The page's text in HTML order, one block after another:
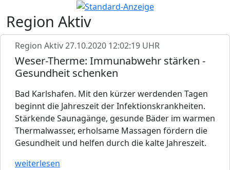
Region Aktiv
Region Aktiv27.10.2020 12:02:19 UHR
Weser-Therme: Immunabwehr stärken -
Gesundheit schenken
Bad Karlshafen. Mit den kürzer werdenden Tagen
beginnt die Jahreszeit der Infektionskrankheiten.
Stärkende Saunagänge, gesunde Bäder im warmen
Thermalwasser, erholsame Massagen fördern die
Gesundheit und helfen durch die kalte Jahreszeit.
weiterlesen